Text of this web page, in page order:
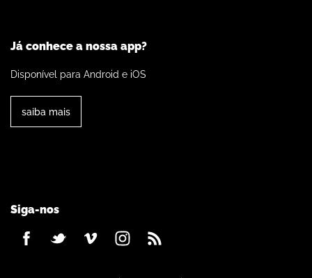
Já conhece a nossa app?
Disponível para Android e iOS
saiba mais
Siga-nos